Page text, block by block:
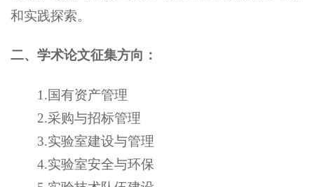
和实践探索。
二、学术论文征集方向：
1.国有资产管理
2.采购与招标管理
3.实验室建设与管理
4.实验室安全与环保